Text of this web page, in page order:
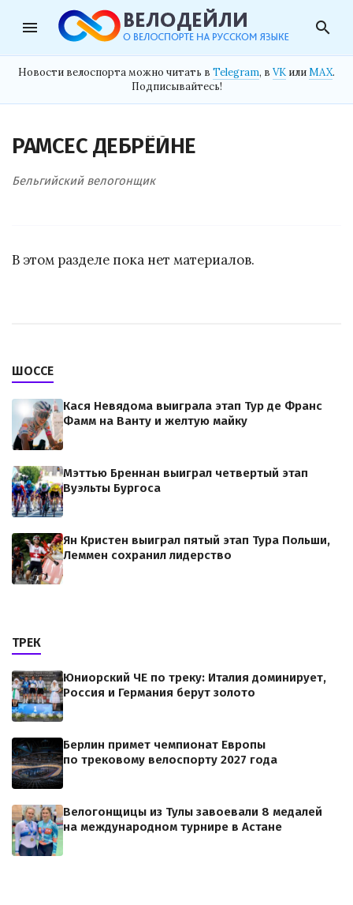
menu search
Новости велоспорта можно читать в Telegram, в VK илиMAX.
Подписывайтесь!
РАМСЕС ДЕБРЁЙНЕ
Бельгийский велогонщик
В этом разделе пока нет материалов.
ШОССЕ
Кася Невядома выиграла этап Тур де Франс
Фамм на Ванту и желтую майку
Мэттью Бреннан выиграл четвертый этап
Вуэльты Бургоса
Ян Кристен выиграл пятый этап Тура Польши,
Леммен сохранил лидерство
ТРЕК
Юниорский ЧЕ по треку: Италия доминирует,
Россия и Германия берут золото
Берлин примет чемпионат Европы
по трековому велоспорту 2027 года
Велогонщицы из Тулы завоевали 8 медалей
на международном турнире в Астане